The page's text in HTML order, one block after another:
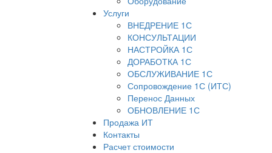
Услуги
ВНЕДРЕНИЕ 1С
КОНСУЛЬТАЦИИ
НАСТРОЙКА 1С
ДОРАБОТКА 1С
ОБСЛУЖИВАНИЕ 1С
Сопровождение 1С (ИТС)
Перенос Данных
ОБНОВЛЕНИЕ 1С
Продажа ИТ
Контакты
Расчет стоимости